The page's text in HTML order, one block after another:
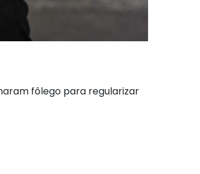
fôlego para regularizar